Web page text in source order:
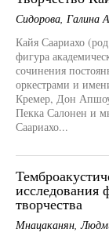
Сидорова, Галина
Кайя Саариахо
фигура
сочинения
оркестрами и
Кремер, Дон
Пекка Салонен и
Саариахо...
исследования
творчества
Мнацаканян,